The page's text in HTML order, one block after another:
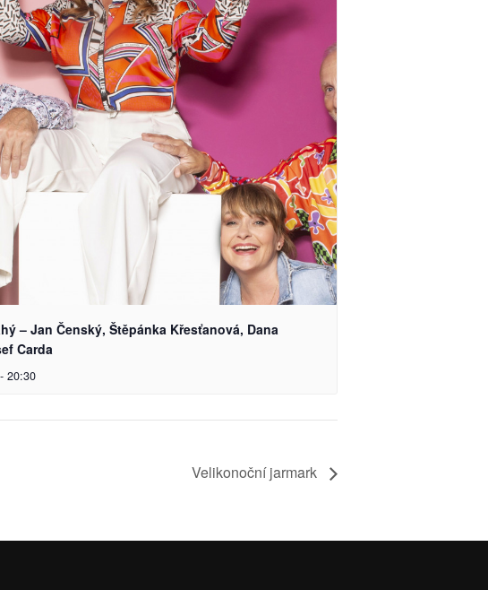
– Jan Čenský, Štěpánka Křesťanová, Dana
Carda
- 20:30
Velikonoční jarmark